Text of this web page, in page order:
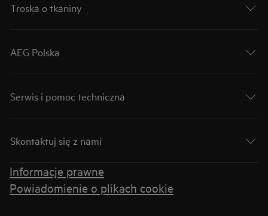
Troska o tkaniny
AEG Polska
Serwis i pomoc techniczna
Skontaktuj się z nami
Informacje prawne
Powiadomienie o plikach cookie